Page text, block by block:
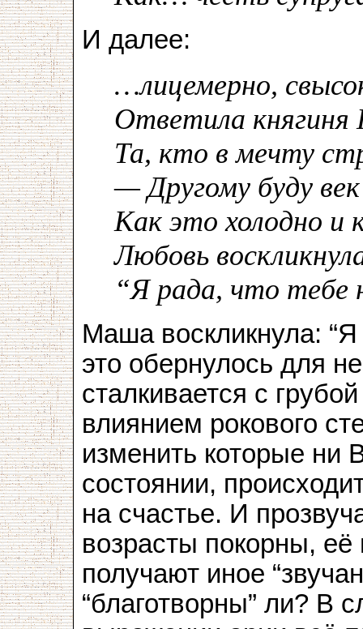
И далее:
…лицемерно,
Ответила княгиня
Та, кто в мечту
— Другому буду
Как это холодно и
Любовь
“Я рада, что тебе
Маша воскликнула:
это обернулось для
сталкивается с
влиянием рокового
изменить которые ни
состоянии,
на счастье. И
возрасты покорны,
получают иное
“благотворны” ли? В